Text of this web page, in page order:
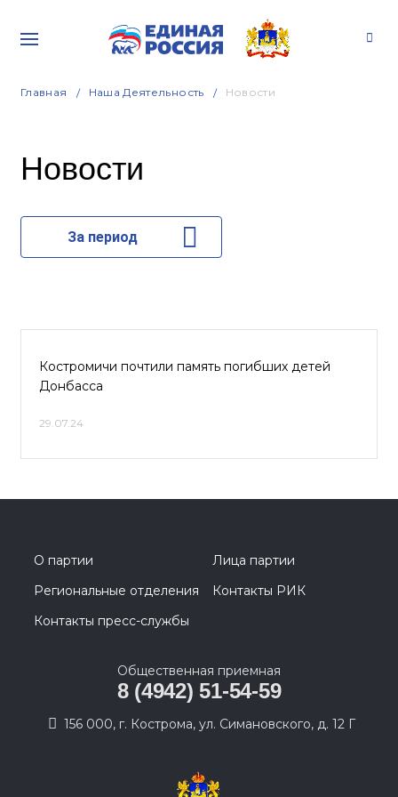
Главная Наша Деятельность Новости
Новости
За период
Костромичи почтили память погибших детей
Донбасса
29.07.24
О партии
Лица партии
Региональные отделения
Контакты РИК
Контакты пресс-службы
Общественная приемная
8 (4942) 51-54-59
156 000, г. Кострома, ул. Симановского, д. 12 Г